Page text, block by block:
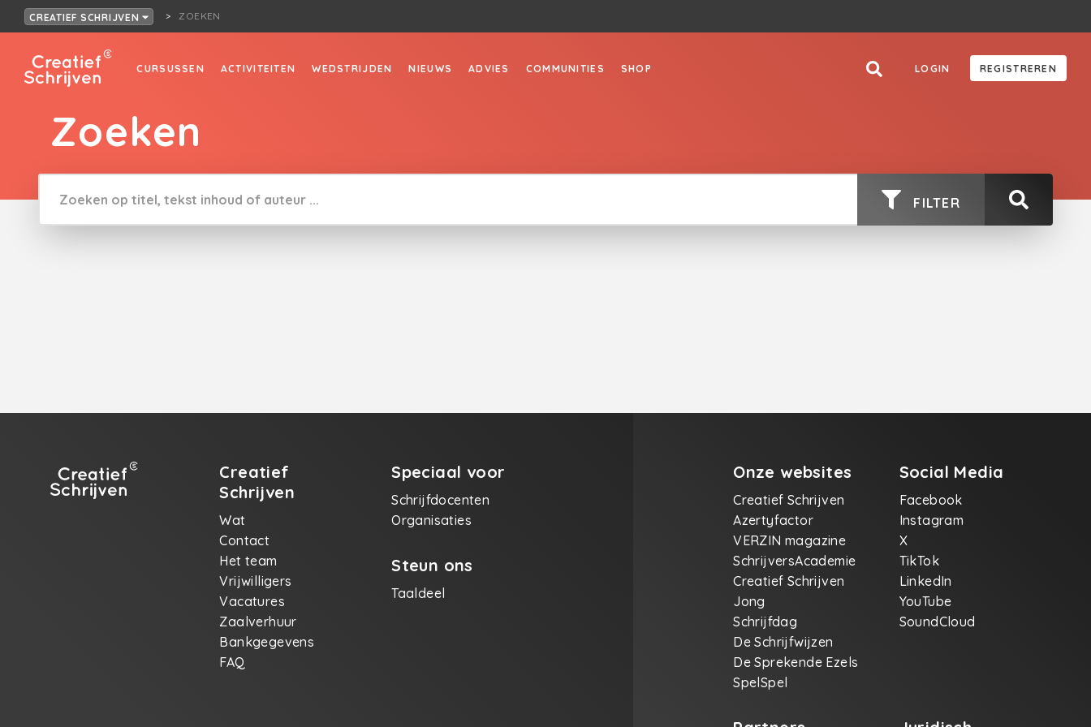
CREATIEF SCHRIJVEN ZOEKEN
CURSUSSEN ACTIVITEITEN WEDSTRIJDEN NIEUWS ADVIES COMMUNITIES SHOP LOGIN REGISTREREN
Zoeken
FILTER
Creatief
Schrijven
Wat
Contact
Het team
Vrijwilligers
Vacatures
Zaalverhuur
Bankgegevens
FAQ
Speciaal voor
Schrijfdocenten
Organisaties
Steun ons
Taaldeel
Onze websites
Creatief Schrijven
Azertyfactor
VERZIN magazine
SchrijversAcademie
Creatief Schrijven
Jong
Schrijfdag
De Schrijfwijzen
De Sprekende Ezels
SpelSpel
Social Media
Facebook
Instagram
X
TikTok
LinkedIn
YouTube
SoundCloud